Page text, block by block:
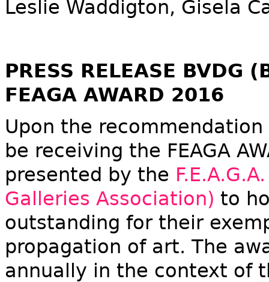
Leslie Waddigton, Gisela
PRESS RELEASE
FEAGA AWARD 2016
Upon the
be receiving the FEAGA
presented by the
Galleries Association) to
outstanding for their
propagation of art. The
annually in the context of